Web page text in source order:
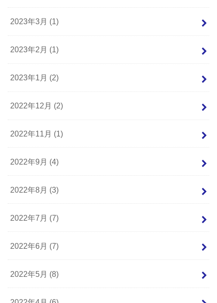
2023年3月 (1)
2023年2月 (1)
2023年1月 (2)
2022年12月 (2)
2022年11月 (1)
2022年9月 (4)
2022年8月 (3)
2022年7月 (7)
2022年6月 (7)
2022年5月 (8)